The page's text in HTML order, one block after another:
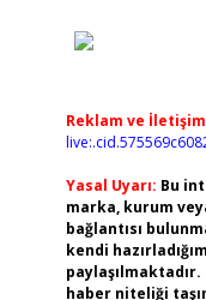
Reklam ve
Yasal Uyarı: Bu
marka, kurum
bağlantısı
kendi
haber niteliği